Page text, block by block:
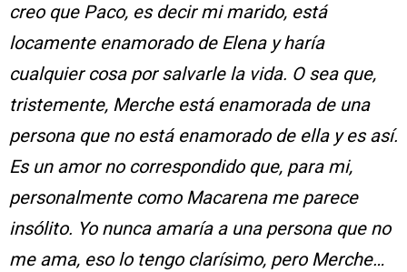
creo que Paco, es decir mi marido, está
locamente enamorado de Elena y haría
cualquier cosa por salvarle la vida. O sea que,
tristemente, Merche está enamorada de una
persona que no está enamorado de ella y es así.
Es un amor no correspondido que, para mi,
personalmente como Macarena me parece
insólito. Yo nunca amaría a una persona que no
me ama, eso lo tengo clarísimo, pero Merche…